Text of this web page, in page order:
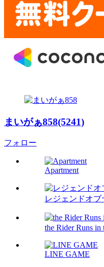
まいがぁ858(5241)
フォロー
Apartment
レジェンドオブ
the Rider Runs in
LINE GAME